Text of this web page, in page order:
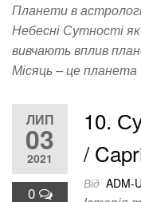
Планети в
Небесні Сутності
вивчають вплив
Місяць – це
ЛИП
03
2021
0
10.
/
Від ADM-